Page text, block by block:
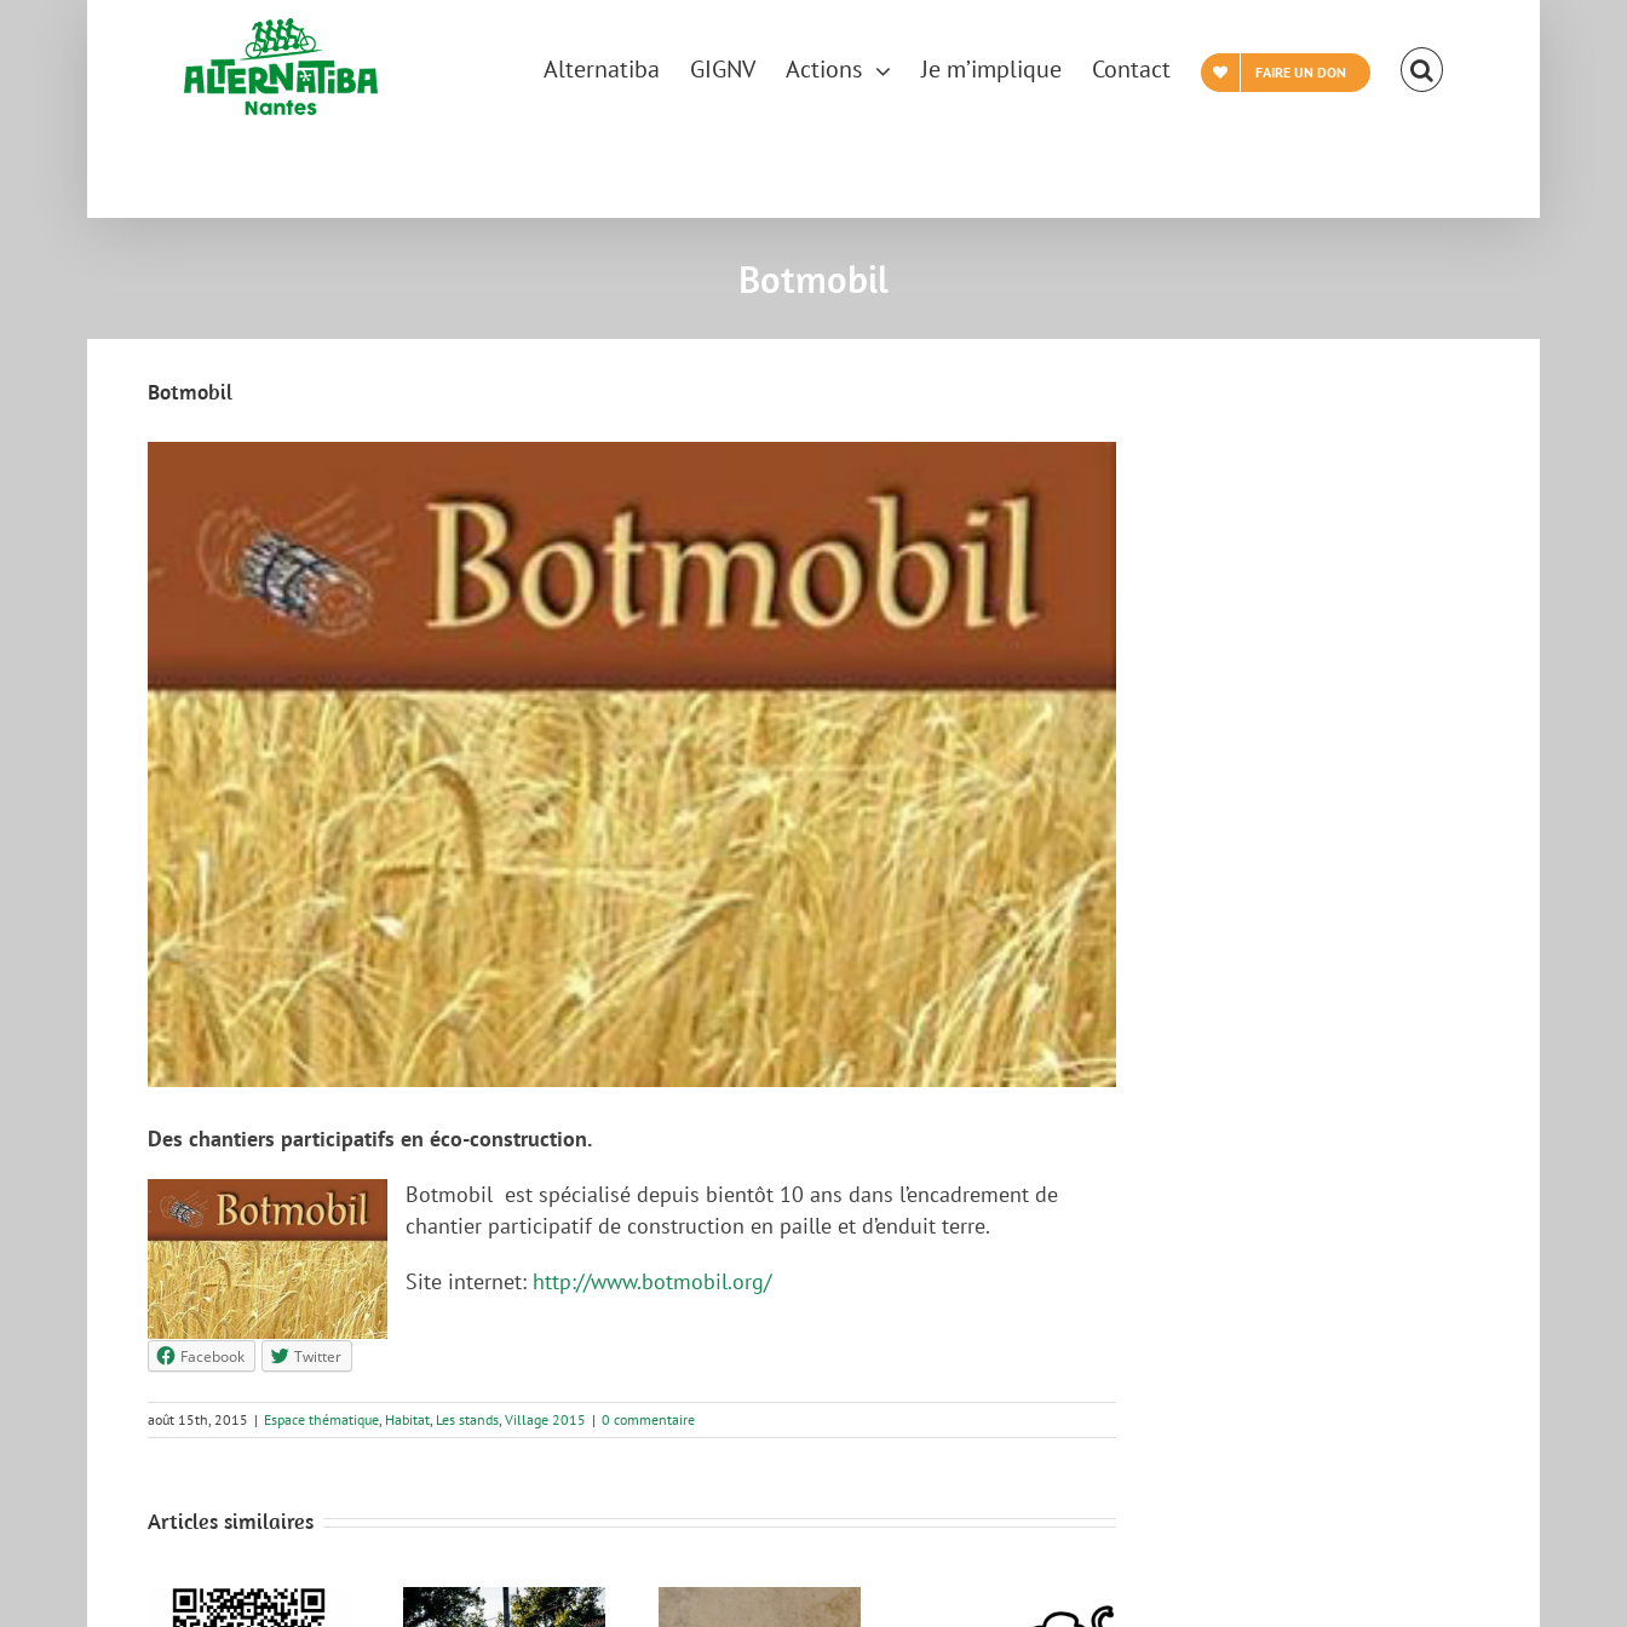
Alternatiba GIGNV Actions Je m’implique Contact FAIRE UN DON
Botmobil
Botmobil
Image
Des chantiers participatifs en éco-construction.
Botmobil est spécialisé depuis bientôt 10 ans dans l’encadrement de
chantier participatif de construction en paille et d’enduit terre.
Site internet: http://www.botmobil.org/
Facebook Twitter
août 15th, 2015 | Espace thématique, Habitat, Les stands, Village 2015 | 0 commentaire
Articles similaires